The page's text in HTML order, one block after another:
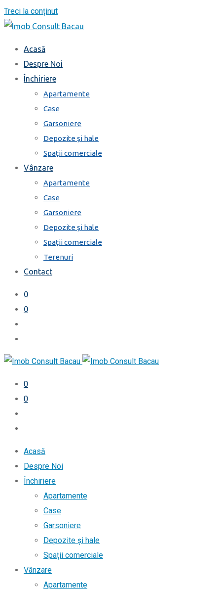
Treci la conținut
Acasă
Despre Noi
Închiriere
Apartamente
Case
Garsoniere
Depozite și hale
Spații comerciale
Vânzare
Apartamente
Case
Garsoniere
Depozite și hale
Spații comerciale
Terenuri
Contact
0
0
0
0
Acasă
Despre Noi
Închiriere
Apartamente
Case
Garsoniere
Depozite și hale
Spații comerciale
Vânzare
Apartamente